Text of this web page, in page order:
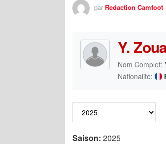
par Redaction Camfoot
Y.
Nom Complet:
Nationalité:
Saison: 2025